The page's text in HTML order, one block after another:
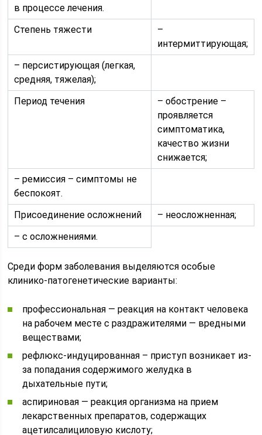
в процессе лечения.
Степень тяжести
–
интермиттирующая;
– персистирующая (легкая,
средняя, тяжелая);
Период течения
– обострение –
проявляется
симптоматика,
качество жизни
снижается;
– ремиссия – симптомы не
беспокоят.
Присоединение осложнений
– неосложненная;
– с осложнениями.
Среди форм заболевания выделяются особые
клинико-патогенетические варианты:
профессиональная — реакция на контакт человека
на рабочем месте с раздражителями — вредными
веществами;
рефлюкс-индуцированная – приступ возникает из-
за попадания содержимого желудка в
дыхательные пути;
аспириновая — реакция организма на прием
лекарственных препаратов, содержащих
ацетилсалициловую кислоту;